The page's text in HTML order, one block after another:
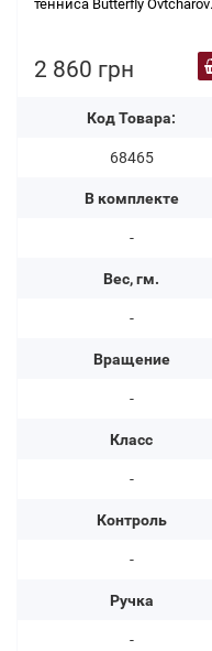
тенниса Butterfly Ovtcharov
2 860 грн
Код Товара:
68465
В комплекте
-
Вес, гм.
-
Вращение
-
Класс
-
Контроль
-
Ручка
-